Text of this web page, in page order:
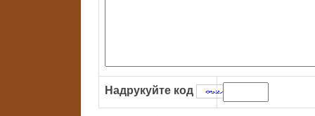
Надрукуйте код